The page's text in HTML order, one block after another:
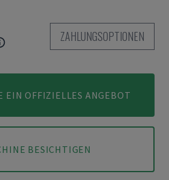
ZAHLUNGSOPTIONEN
EIN OFFIZIELLES ANGEBOT
BESICHTIGEN